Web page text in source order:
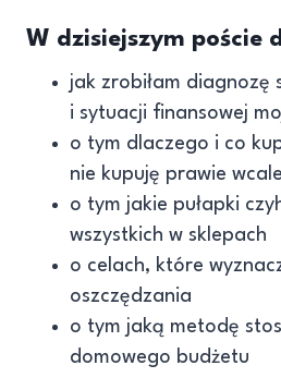
W dzisiejszym poście
jak zrobiłam diagnozę
i sytuacji finansowej
o tym dlaczego i co
nie kupuję prawie wcale
o tym jakie pułapki
wszystkich w sklepach
o celach, które
oszczędzania
o tym jaką metodę
domowego budżetu